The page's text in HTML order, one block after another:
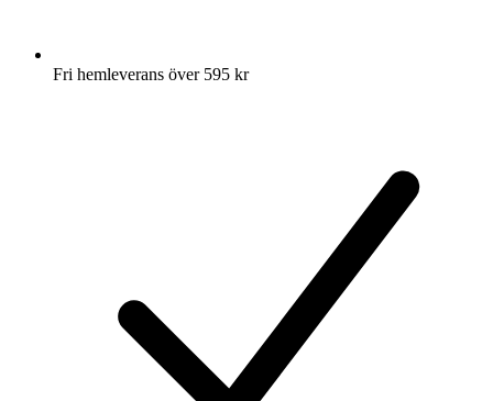
Fri hemleverans över 595 kr